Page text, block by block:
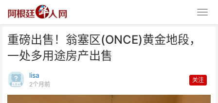
重磅出售！翁塞区(ONCE)黄金地段，
一处多用途房产出售
lisa
2个月前
关注